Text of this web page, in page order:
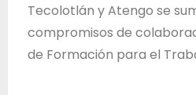
a
e
l
Tecolotlán y Atengo se
compromisos de
de Formación para el